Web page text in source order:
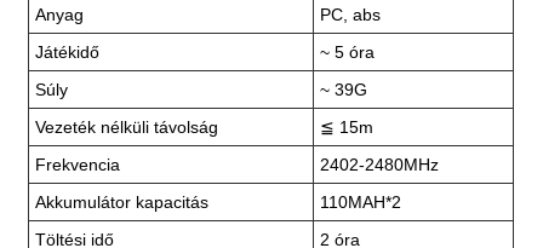
Anyag
PC, abs
Játékidő
~ 5 óra
Súly
~ 39G
Vezeték nélküli távolság
≦ 15m
Frekvencia
2402-2480MHz
Akkumulátor kapacitás
110MAH*2
Töltési idő
2 óra